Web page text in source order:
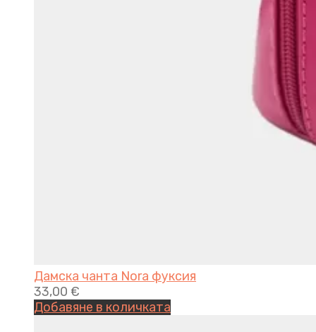
Дамска чанта Nora фуксия
33,00 €
Добавяне в количката